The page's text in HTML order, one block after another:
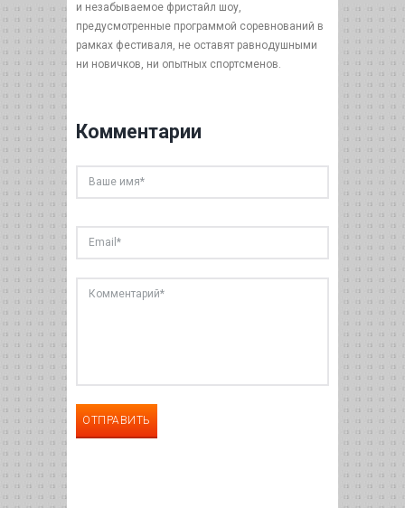
и незабываемое фристайл шоу,
предусмотренные программой соревнований в
рамках фестиваля, не оставят равнодушными
ни новичков, ни опытных спортсменов.
Комментарии